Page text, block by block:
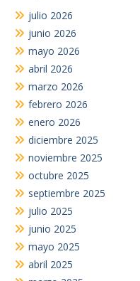
julio 2026
junio 2026
mayo 2026
abril 2026
marzo 2026
febrero 2026
enero 2026
diciembre 2025
noviembre 2025
octubre 2025
septiembre 2025
julio 2025
junio 2025
mayo 2025
abril 2025